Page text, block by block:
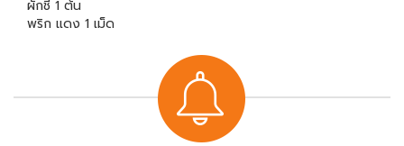
ผักชี 1 ต้น
พริก แดง 1 เม็ด